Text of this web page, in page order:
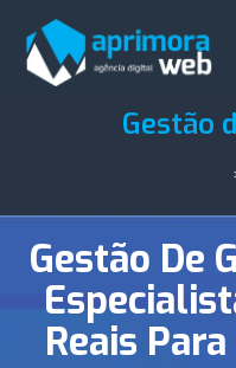
Gestão
Gestão De
Reais